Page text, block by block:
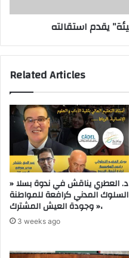
ت
و
ب
ل
ر
ي
ا
“
ه
”
ق
د
ا
ت
Related Articles
د. العطري يناقش في ندوة بسلا «
السلوك المدني كرافعة للمواطنة
وجودة العيش المشترك »،
3 weeks ago